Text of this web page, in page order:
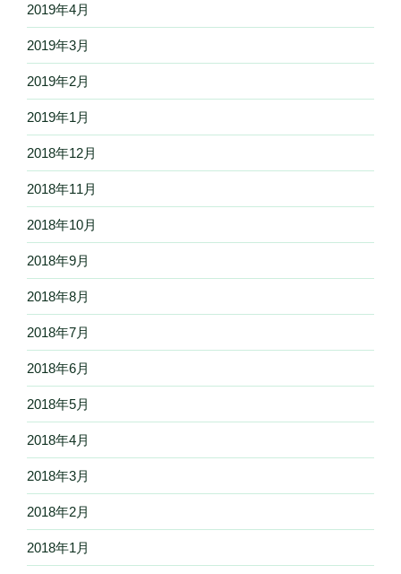
2019年4月
2019年3月
2019年2月
2019年1月
2018年12月
2018年11月
2018年10月
2018年9月
2018年8月
2018年7月
2018年6月
2018年5月
2018年4月
2018年3月
2018年2月
2018年1月